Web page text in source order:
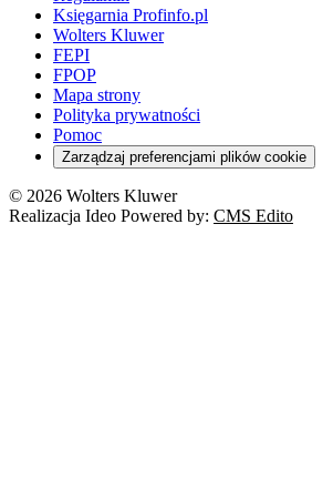
Księgarnia Profinfo.pl
Wolters Kluwer
FEPI
FPOP
Mapa strony
Polityka prywatności
Pomoc
Zarządzaj preferencjami plików cookie
© 2026 Wolters Kluwer
Realizacja Ideo Powered by: CMS Edito